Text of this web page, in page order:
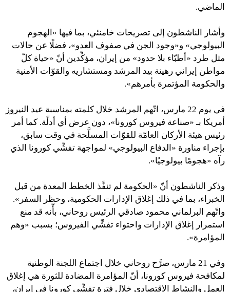
الماضي.
وأشار الناشطون إلى تصريحات خامنئي، بما فيها «الهجوم
البيولوجي» و«وجود الجن في صفوف العدو»، فضلًا عن حالات
مثل طرد «أطبّاء بلا حدود» من إيران، مؤكِّدين أنّ «حياة كلّ
مواطن إيراني رهينة بيد المرشد ومستشاريه والقوّات الأمنية
والحكومة المؤتمرة بأمرهم».
في يوم 22 مارس، اتّهم المرشد خلال كلمته بمناسبة عيد النيروز
أمريكا بـ «صناعة فيروس كورونا»، دون عرض أي أدلّة. كما أمر
رئيس هيئة الأركان العامّة للقوّات المسلَّحة في وقت سابق،
بإجراء مناورة «الدفاع البيولوجي» لمواجهة تفشِّي كورونا الذي
رآه «هجومًا بيولوجيًا».
وذكر الناشطون أنّ «الحكومة لم تنفِّذ الخطط المعدة من قبل
الخبراء، بما في ذلك إغلاق الإدارات الحكومية، وحظر السفر».
واتّهم البرلماني محمود صادقي الرئيس روحاني، بأّنه قد منع
استمرار إغلاق الإدارات واحتواء تفشِّي الفيروس؛ بسبب «وهم
المؤامرة».
وفي 21 مارس، صرَّح روحاني خلال اجتماع اللجنة الوطنية
لمكافحة فيروس كورونا، أنّ المؤامرة المضادة للثورة هي إغلاق
العمل والنشاط الاقتصادي خلال فترة تفشِّي كورونا في إيران،